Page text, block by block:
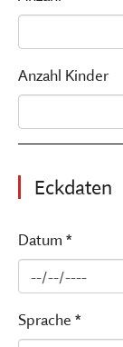
Anzahl Kinder
Eckdaten
Datum *
Sprache *